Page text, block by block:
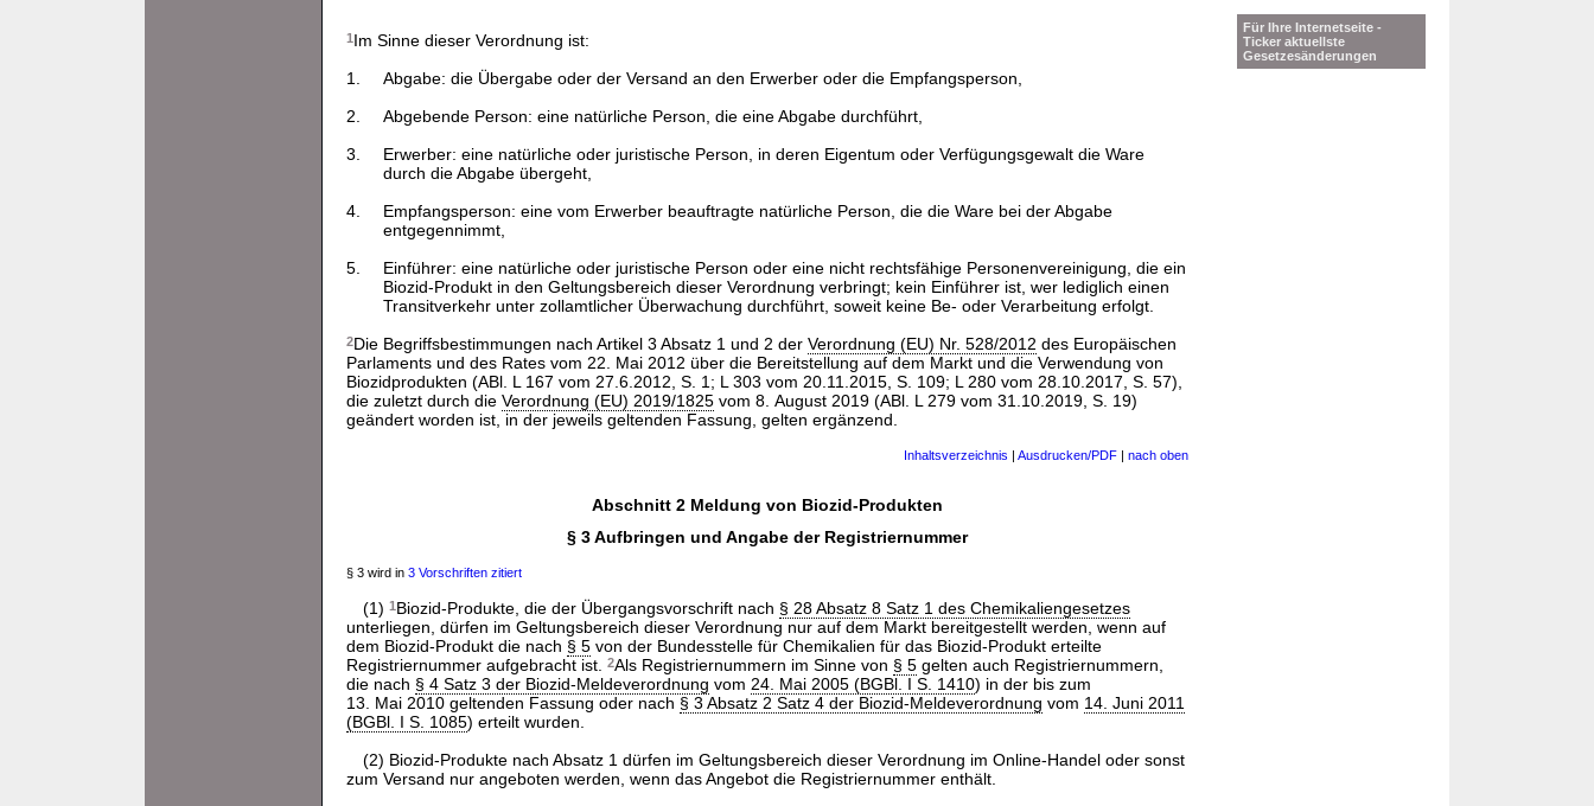
1 Im Sinne dieser Verordnung ist:
1.
Abgabe: die Übergabe oder der Versand an den Erwerber oder die Empfangsperson,
2.
Abgebende Person: eine natürliche Person, die eine Abgabe durchführt,
3.
Erwerber: eine natürliche oder juristische Person, in deren Eigentum oder Verfügungsgewalt die Ware
durch die Abgabe übergeht,
4.
Empfangsperson: eine vom Erwerber beauftragte natürliche Person, die die Ware bei der Abgabe
entgegennimmt,
5.
Einführer: eine natürliche oder juristische Person oder eine nicht rechtsfähige Personenvereinigung, die ein
Biozid-Produkt in den Geltungsbereich dieser Verordnung verbringt; kein Einführer ist, wer lediglich einen
Transitverkehr unter zollamtlicher Überwachung durchführt, soweit keine Be- oder Verarbeitung erfolgt.
2Die Begriffsbestimmungen nach Artikel 3 Absatz 1 und 2 der Verordnung (EU) Nr. 528/2012 des Europäischen
Parlaments und des Rates vom 22. Mai 2012 über die Bereitstellung auf dem Markt und die Verwendung von
Biozidprodukten (ABl. L 167 vom 27.6.2012, S. 1; L 303 vom 20.11.2015, S. 109; L 280 vom 28.10.2017, S. 57),
die zuletzt durch die Verordnung (EU) 2019/1825 vom 8. August 2019 (ABl. L 279 vom 31.10.2019, S. 19)
geändert worden ist, in der jeweils geltenden Fassung, gelten ergänzend.
Inhaltsverzeichnis Ausdrucken/PDF nach oben
Abschnitt 2 Meldung von Biozid-Produkten
§ 3 Aufbringen und Angabe der Registriernummer
§ 3 wird in 3 Vorschriften zitiert
(1) 1Biozid-Produkte, die der Übergangsvorschrift nach § 28 Absatz 8 Satz 1 des Chemikaliengesetzes
unterliegen, dürfen im Geltungsbereich dieser Verordnung nur auf dem Markt bereitgestellt werden, wenn auf
dem Biozid-Produkt die nach § 5 von der Bundesstelle für Chemikalien für das Biozid-Produkt erteilte
Registriernummer aufgebracht ist. 2Als Registriernummern im Sinne von § 5 gelten auch Registriernummern,
die nach § 4 Satz 3 der Biozid-Meldeverordnung vom 24. Mai 2005 (BGBl. I S. 1410) in der bis zum
13. Mai 2010 geltenden Fassung oder nach § 3 Absatz 2 Satz 4 der Biozid-Meldeverordnung vom 14. Juni 2011
(BGBl. I S. 1085) erteilt wurden.
(2) Biozid-Produkte nach Absatz 1 dürfen im Geltungsbereich dieser Verordnung im Online-Handel oder sonst
zum Versand nur angeboten werden, wenn das Angebot die Registriernummer enthält.
Für Ihre Internetseite -
Ticker aktuellste
Gesetzesänderungen